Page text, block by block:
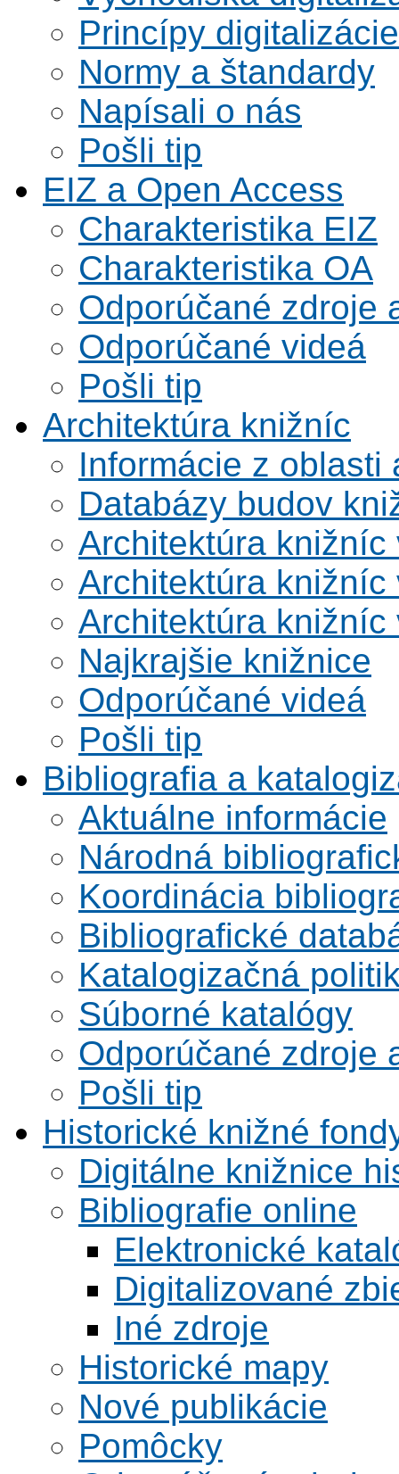
Princípy digitalizácie
Normy a štandardy
Napísali o nás
Pošli tip
EIZ a Open Access
Charakteristika EIZ
Charakteristika OA
Odporúčané zdroje
Odporúčané videá
Pošli tip
Architektúra knižníc
Informácie z oblasti
Databázy budov
Architektúra knižníc
Architektúra knižníc
Architektúra knižníc
Najkrajšie knižnice
Odporúčané videá
Pošli tip
Bibliografia a
Aktuálne informácie
Národná
Koordinácia
Bibliografické
Katalogizačná
Súborné katalógy
Odporúčané zdroje
Pošli tip
Historické knižné
Digitálne knižnice
Bibliografie online
Elektronické
Digitalizované
Iné zdroje
Historické mapy
Nové publikácie
Pomôcky